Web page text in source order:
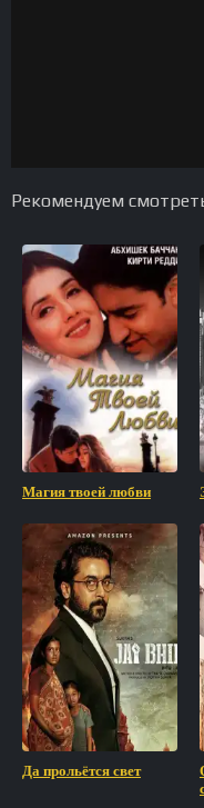
Рекомендуем
Магия твоей любви
Да прольётся свет